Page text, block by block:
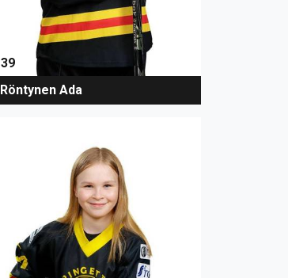
39
Röntynen Ada